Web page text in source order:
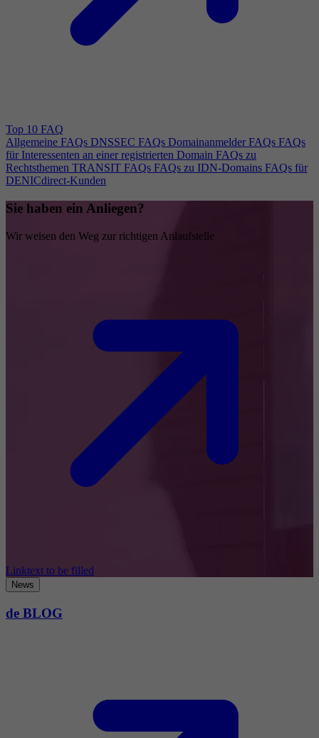
Top 10 FAQ
Allgemeine FAQs DNSSEC FAQs Domainanmelder FAQs FAQs
für Interessenten an einer registrierten Domain FAQs zu
Rechtsthemen TRANSIT FAQs FAQs zu IDN-Domains FAQs für
DENICdirect-Kunden
Sie haben ein Anliegen?
Wir weisen den Weg zur richtigen Anlaufstelle
Linktext to be filled
News
de BLOG